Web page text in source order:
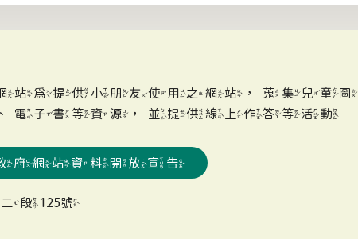
站為提供小朋友使用之網站，蒐集兒童圖
電子書等資源，並提供線上作答等活動
府網站資料開放宣告
段125號